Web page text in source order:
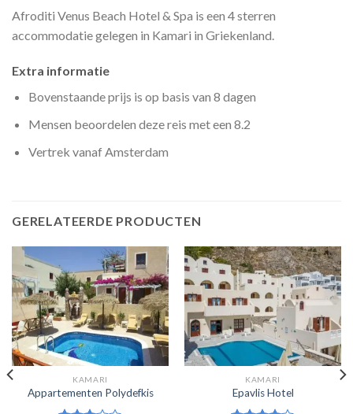
Afroditi Venus Beach Hotel & Spa is een 4 sterren
accommodatie gelegen in Kamari in Griekenland.
Extra informatie
Bovenstaande prijs is op basis van 8 dagen
Mensen beoordelen deze reis met een 8.2
Vertrek vanaf Amsterdam
GERELATEERDE PRODUCTEN
KAMARI
Appartementen Polydefkis
KAMARI
Epavlis Hotel